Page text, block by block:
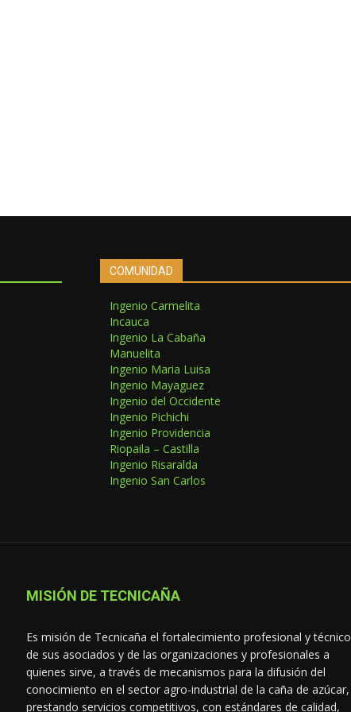
COMUNIDAD
Ingenio Carmelita
Incauca
Ingenio La Cabaña
Manuelita
Ingenio Maria Luisa
Ingenio Mayaguez
Ingenio del Occidente
Ingenio Pichichi
Ingenio Providencia
Riopaila – Castilla
Ingenio Risaralda
Ingenio San Carlos
MISIÓN DE TECNICAÑA
Es misión de Tecnicaña el fortalecimiento profesional y técnico
de sus asociados y de las organizaciones y profesionales a
quienes sirve, a través de mecanismos para la difusión del
conocimiento en el sector agro-industrial de la caña de azúcar,
prestando servicios competitivos, con estándares de calidad,